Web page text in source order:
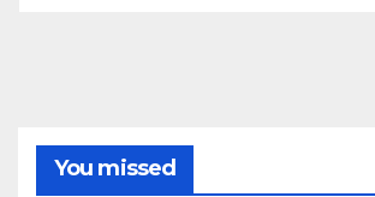
You missed